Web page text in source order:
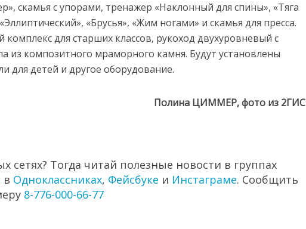
скамья с упорами, тренажер «Наклонный для спины», «Тяга
«Брусья», «Жим ногами» и скамья для пресса.
комплекс для старших классов, рукоход двухуровневый с
из композитного мраморного камня. Будут установлены
для детей и другое оборудование.
Полина ЦИММЕР, фото из 2ГИС
сетях? Тогда читай полезные новости в группах
в Одноклассниках, Фейсбуке и Инстаграме. Сообщить
8-776-000-66-77